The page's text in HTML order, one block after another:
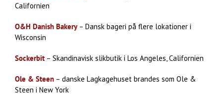
Californien
O&H Danish Bakery– Dansk bageri på flere lokationer i
Wisconsin
Sockerbit – Skandinavisk slikbutik i Los Angeles, Californien
Ole & Steen – danske Lagkagehuset brandes som Ole &
Steen i New York